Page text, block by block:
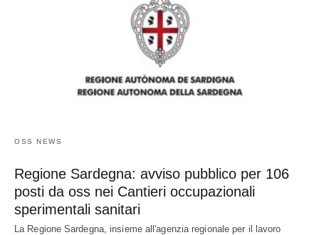
OSS NEWS
Regione Sardegna: avviso pubblico per 106
posti da oss nei Cantieri occupazionali
sperimentali sanitari
La Regione Sardegna, insieme all'agenzia regionale per il lavoro